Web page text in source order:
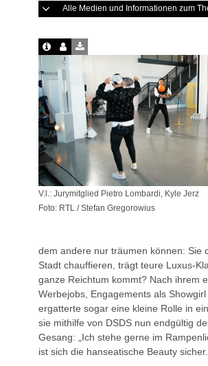
Alle Medien und Informationen zum
V.l.: Jurymitglied Pietro Lombardi, Kyle Jerz
Foto: RTL / Stefan Gregorowius
dem andere nur träumen können: Sie
Stadt chauffieren, trägt teure Luxus-
ganze Reichtum kommt? Nach ihrem
Werbejobs, Engagements als
ergatterte sogar eine kleine Rolle in
sie mithilfe von DSDS nun endgültig
Gesang: „Ich stehe gerne im
ist sich die hanseatische Beauty